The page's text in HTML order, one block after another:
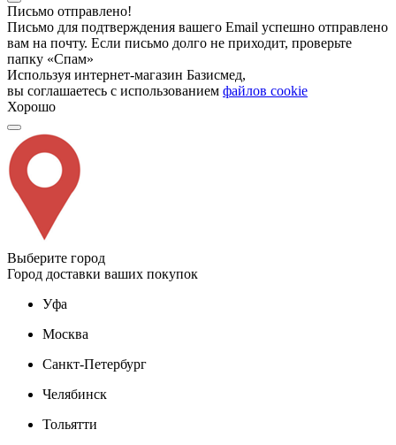
Письмо отправлено!
Письмо для подтверждения вашего Email успешно отправлено
вам на почту. Если письмо долго не приходит, проверьте
папку «Спам»
Используя интернет-магазин Базисмед,
вы соглашаетесь с использованием файлов cookie
Хорошо
Выберите город
Город доставки ваших покупок
Уфа
Москва
Санкт-Петербург
Челябинск
Тольятти